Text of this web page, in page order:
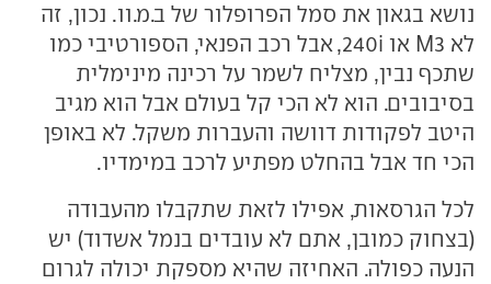
נושא בגאון את סמל הפרופלור של ב.מ.וו. נכון, זה
לא M3 או 240i, אבל רכב הפנאי, הספורטיבי כמו
שתכף נבין, מצליח לשמר על רכינה מינימלית
בסיבובים. הוא לא הכי קל בעולם אבל הוא מגיב
היטב לפקודות דוושה והעברות משקל. לא באופן
הכי חד אבל בהחלט מפתיע לרכב במימדיו.
לכל הגרסאות, אפילו לזאת שתקבלו מהעבודה
(בצחוק כמובן, אתם לא עובדים בנמל אשדוד) יש
הנעה כפולה. האחיזה שהיא מספקת יכולה לגרום